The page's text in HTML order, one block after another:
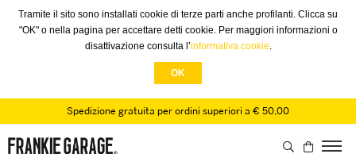
Tramite il sito sono installati cookie di terze parti anche profilanti. Clicca su
"OK" o nella pagina per accettare detti cookie. Per maggiori informazioni o
disattivazione consulta l’informativa cookie.
OK
Spedizione gratuita per ordini superiori a € 50,00